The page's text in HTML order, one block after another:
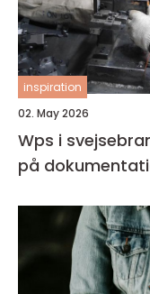
inspiration
02. May 2026
Wps i
på